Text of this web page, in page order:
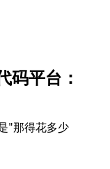
码平台：
"那得花多少